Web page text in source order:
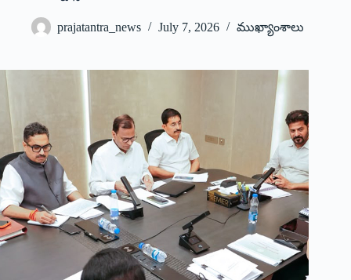
prajatantra_news July 7, 2026 ముఖ్యాంశాలు